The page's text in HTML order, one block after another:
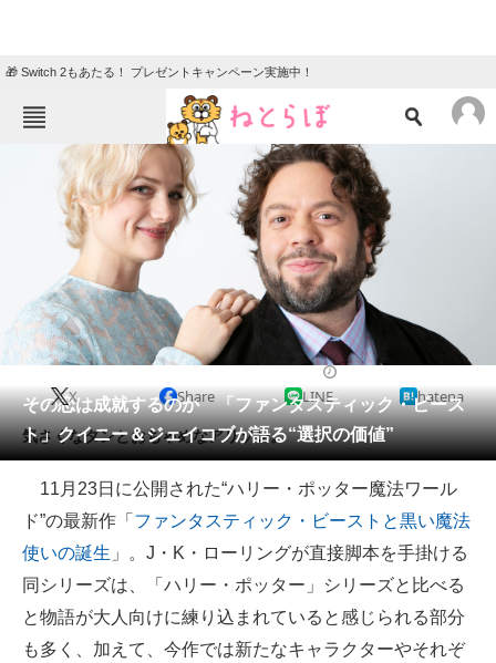
🎁 Switch 2もあたる！ プレゼントキャンペーン実施中！
ねとらぼメニュー
ニュース
エンタメ クイズ
地域
住まい 教育・育児
動物 リサーチ
会員記事
メディア
注目記事を集めた総合ページ
ITの今と未来を見通す
スマホと通信の最新トレンド
進化するPCとデバイスの未来
その恋は成就するのか 「ファンタスティック・ビース
ト」クイニー＆ジェイコブが語る“選択の価値”
X Share LINE hatena
気さくなダンとおちゃめなアリソン。
11月23日に公開された“ハリー・ポッター魔法ワール
ド”の最新作「 ファンタスティック・ビーストと黒い魔法
使いの誕生 」。J・K・ローリングが直接脚本を手掛ける
同シリーズは、「ハリー・ポッター」シリーズと比べる
と物語が大人向けに練り込まれていると感じられる部分
も多く、加えて、今作では新たなキャラクターやそれぞ